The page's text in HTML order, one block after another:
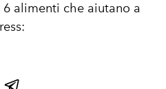
alimenti che aiutano a